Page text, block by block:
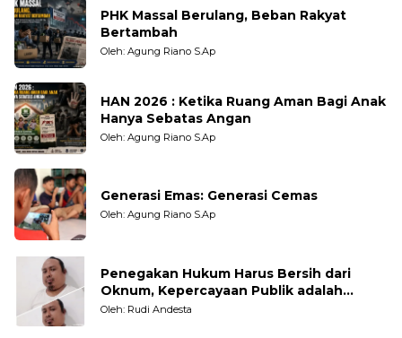
PHK Massal Berulang, Beban Rakyat
Bertambah
Oleh: Agung Riano S.Ap
HAN 2026 : Ketika Ruang Aman Bagi Anak
Hanya Sebatas Angan
Oleh: Agung Riano S.Ap
Generasi Emas: Generasi Cemas
Oleh: Agung Riano S.Ap
Penegakan Hukum Harus Bersih dari
Oknum, Kepercayaan Publik adalah
Taruhannya
Oleh: Rudi Andesta